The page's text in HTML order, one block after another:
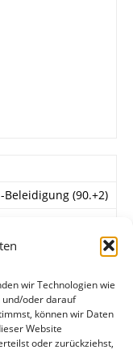
wir Technologien wie
und/oder darauf
können wir Daten
Website
oder zurückziehst,
Beleidigung (90.+2)
A. Kraft –
(70. F. Schmidt) –